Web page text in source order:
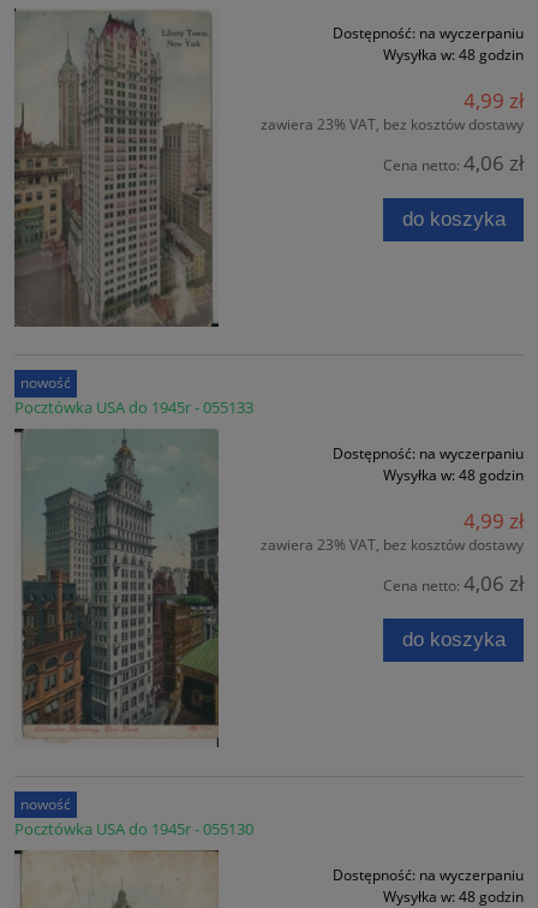
Dostępność: na wyczerpaniu
Wysyłka w: 48 godzin
4,99 zł
zawiera 23% VAT, bez kosztów dostawy
Cena netto: 4,06 zł
do koszyka
Pocztówka USA do 1945r - 055133
Dostępność: na wyczerpaniu
Wysyłka w: 48 godzin
4,99 zł
zawiera 23% VAT, bez kosztów dostawy
Cena netto: 4,06 zł
do koszyka
nowość
Pocztówka USA do 1945r - 055130
Dostępność: na wyczerpaniu
Wysyłka w: 48 godzin
nowość